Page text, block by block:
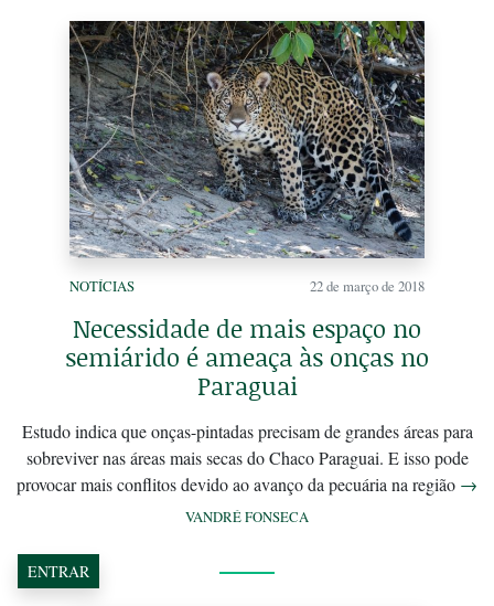
NOTÍCIAS 22 de março de 2018
Necessidade de mais espaço no
semiárido é ameaça às onças no
Paraguai
Estudo indica que onças-pintadas precisam de grandes áreas para
sobreviver nas áreas mais secas do Chaco Paraguai. E isso pode
provocar mais conflitos devido ao avanço da pecuária na região →
VANDRÉ FONSECA
ENTRAR